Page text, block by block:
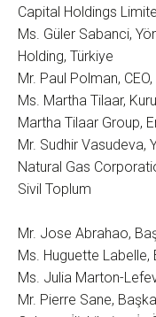
Capital Holdings
Ms. Güler Sabanci,
Holding, Türkiye
Mr. Paul Polman,
Ms. Martha Tilaar,
Martha Tilaar Group,
Mr. Sudhir Vasudeva,
Natural Gas
Sivil Toplum
Mr. Jose Abrahao,
Ms. Huguette
Ms. Julia Marton-
Mr. Pierre Sane,